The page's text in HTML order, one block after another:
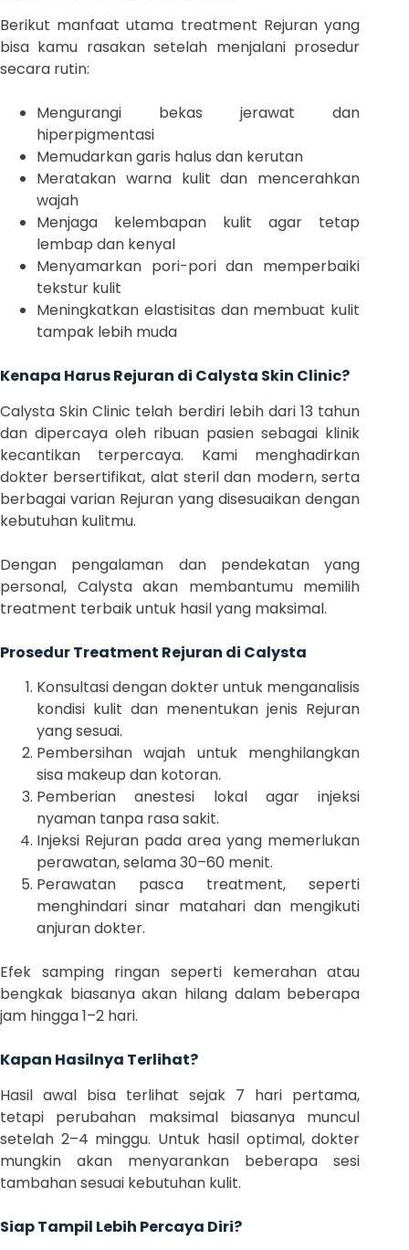
Berikut manfaat utama treatment Rejuran yang
bisa kamu rasakan setelah menjalani prosedur
secara rutin:
Mengurangi bekas jerawat dan
hiperpigmentasi
Memudarkan garis halus dan kerutan
Meratakan warna kulit dan mencerahkan
wajah
Menjaga kelembapan kulit agar tetap
lembap dan kenyal
Menyamarkan pori-pori dan memperbaiki
tekstur kulit
Meningkatkan elastisitas dan membuat kulit
tampak lebih muda
Kenapa Harus Rejuran di Calysta Skin Clinic?
Calysta Skin Clinic telah berdiri lebih dari 13 tahun
dan dipercaya oleh ribuan pasien sebagai klinik
kecantikan terpercaya. Kami menghadirkan
dokter bersertifikat, alat steril dan modern, serta
berbagai varian Rejuran yang disesuaikan dengan
kebutuhan kulitmu.
Dengan pengalaman dan pendekatan yang
personal, Calysta akan membantumu memilih
treatment terbaik untuk hasil yang maksimal.
Prosedur Treatment Rejuran di Calysta
Konsultasi dengan dokter untuk menganalisis
kondisi kulit dan menentukan jenis Rejuran
yang sesuai.
Pembersihan wajah untuk menghilangkan
sisa makeup dan kotoran.
Pemberian anestesi lokal agar injeksi
nyaman tanpa rasa sakit.
Injeksi Rejuran pada area yang memerlukan
perawatan, selama 30–60 menit.
Perawatan pasca treatment, seperti
menghindari sinar matahari dan mengikuti
anjuran dokter.
Efek samping ringan seperti kemerahan atau
bengkak biasanya akan hilang dalam beberapa
jam hingga 1–2 hari.
Kapan Hasilnya Terlihat?
Hasil awal bisa terlihat sejak 7 hari pertama,
tetapi perubahan maksimal biasanya muncul
setelah 2–4 minggu. Untuk hasil optimal, dokter
mungkin akan menyarankan beberapa sesi
tambahan sesuai kebutuhan kulit.
Siap Tampil Lebih Percaya Diri?